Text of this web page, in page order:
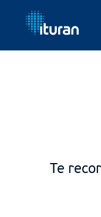
Ir al contenido
Te